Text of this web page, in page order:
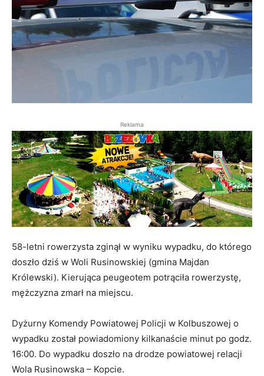
Reklama
58-letni rowerzysta zginął w wyniku wypadku, do którego
doszło dziś w Woli Rusinowskiej (gmina Majdan
Królewski). Kierująca peugeotem potrąciła rowerzystę,
mężczyzna zmarł na miejscu.
Dyżurny Komendy Powiatowej Policji w Kolbuszowej o
wypadku został powiadomiony kilkanaście minut po godz.
16:00. Do wypadku doszło na drodze powiatowej relacji
Wola Rusinowska – Kopcie.